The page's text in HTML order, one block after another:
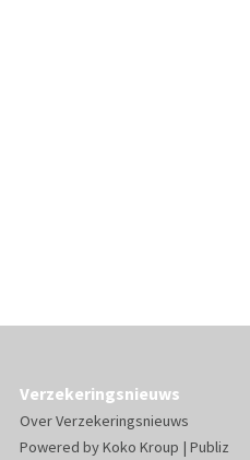
Verzekeringsnieuws
Over Verzekeringsnieuws
Powered byKoko Kroup | Publiz